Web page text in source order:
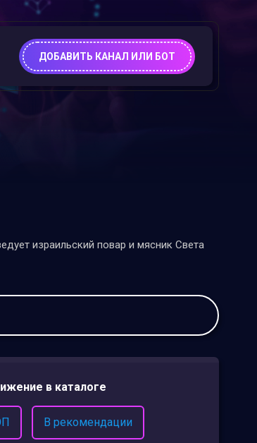
ДОБАВИТЬ КАНАЛ ИЛИ БОТ
израильский повар и мясник Света
в каталоге
В рекомендации